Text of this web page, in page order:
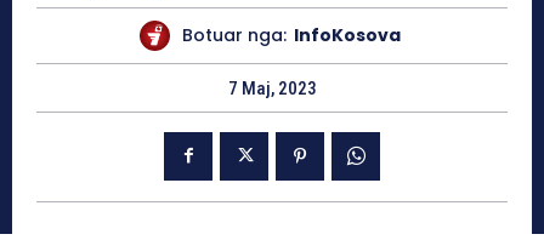
Botuar nga: InfoKosova
7 Maj, 2023